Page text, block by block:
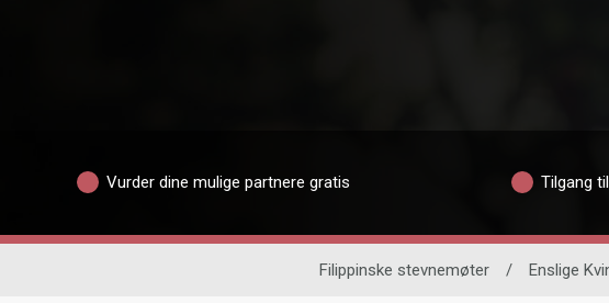
Vurder dine mulige partnere gratis Tilgang
Filippinske stevnemøter / Enslige